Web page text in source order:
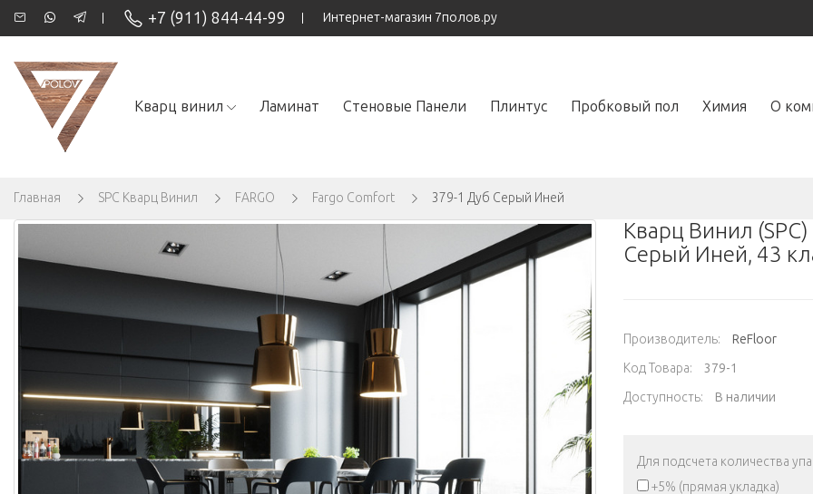
+7 (911) 844-44-99 Интернет-магазин 7полов.ру
Кварц винил Ламинат Cтеновые Панели Плинтус Пробковый пол Химия О
Главная SPC Кварц Винил FARGO Fargo Comfort 379-1 Дуб Серый Иней
Кварц Винил
Серый Иней, 43
Производитель:
ReFloor
Код Товара:
379-1
Доступность:
В наличии
Для подсчета количества
+5% (прямая укладка)